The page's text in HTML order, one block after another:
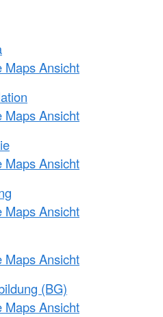
Maps Ansicht
Maps Ansicht
Maps Ansicht
Maps Ansicht
Maps Ansicht
(BG)
Maps Ansicht